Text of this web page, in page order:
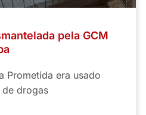
pela GCM
Prometida era usado
de drogas